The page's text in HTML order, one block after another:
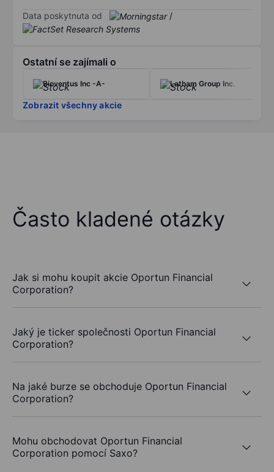
Data poskytnuta od /
Ostatní se zajímali o
Bioventus Inc -A- Latham Group Inc.
Zobrazit všechny akcie
Často kladené otázky
Jak si mohu koupit akcie Oportun Financial
Corporation?
Jaký je ticker společnosti Oportun Financial
Corporation?
Na jaké burze se obchoduje Oportun Financial
Corporation?
Mohu obchodovat Oportun Financial
Corporation pomocí Saxo?